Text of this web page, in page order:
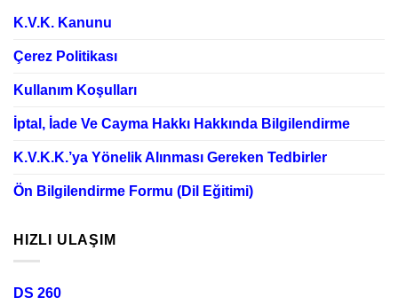
K.V.K. Kanunu
Çerez Politikası
Kullanım Koşulları
İptal, İade Ve Cayma Hakkı Hakkında Bilgilendirme
K.V.K.K.’ya Yönelik Alınması Gereken Tedbirler
Ön Bilgilendirme Formu (Dil Eğitimi)
HIZLI ULAŞIM
DS 260